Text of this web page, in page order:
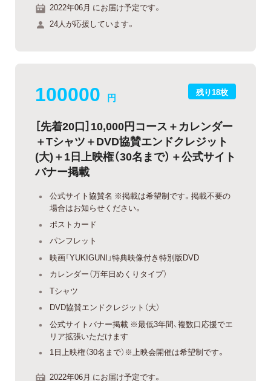
2022年06月 にお届け予定です。
24人が応援しています。
残り18枚
100000 円
［先着20口］10,000円コース＋カレンダー
＋Tシャツ＋DVD協賛エンドクレジット
(大)＋1日上映権（30名まで）＋公式サイト
バナー掲載
公式サイト協賛名 ※掲載は希望制です。掲載不要の
場合はお知らせください。
ポストカード
パンフレット
映画「YUKIGUNI」特典映像付き特別版DVD
カレンダー（万年日めくりタイプ）
Tシャツ
DVD協賛エンドクレジット（大）
公式サイトバナー掲載 ※最低3年間、複数口応援でエ
リア拡張いただけます
1日上映権（30名まで）※上映会開催は希望制です。
2022年06月 にお届け予定です。